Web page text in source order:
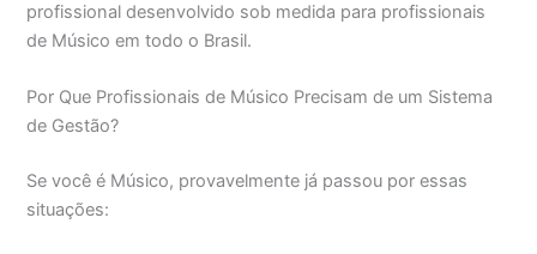
profissional desenvolvido sob medida para profissionais
de Músico em todo o Brasil.
Por Que Profissionais de Músico Precisam de um Sistema
de Gestão?
Se você é Músico, provavelmente já passou por essas
situações: